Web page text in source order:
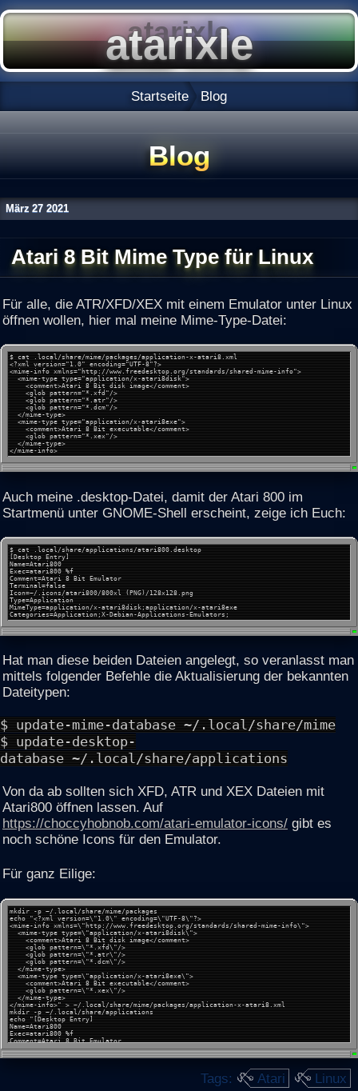
Startseite Blog
Blog
März 27 2021
Atari 8 Bit Mime Type für Linux
Für alle, die ATR/XFD/XEX mit einem Emulator unter Linux
öffnen wollen, hier mal meine Mime-Type-Datei:
$ cat .local/share/mime/packages/application-x-atari8.xml
<?xml version="1.0" encoding="UTF-8"?>
<mime-info xmlns="http://www.freedesktop.org/standards/shared-mime-info">
<mime-type type="application/x-atari8disk">
<comment>Atari 8 Bit disk image</comment>
<glob pattern="*.xfd"/>
<glob pattern="*.atr"/>
<glob pattern="*.dcm"/>
</mime-type>
<mime-type type="application/x-atari8exe">
<comment>Atari 8 Bit executable</comment>
<glob pattern="*.xex"/>
</mime-type>
</mime-info>
Auch meine .desktop-Datei, damit der Atari 800 im
Startmenü unter GNOME-Shell erscheint, zeige ich Euch:
$ cat .local/share/applications/atari800.desktop
[Desktop Entry]
Name=Atari800
Exec=atari800 %f
Comment=Atari 8 Bit Emulator
Terminal=false
Icon=~/.icons/atari800/800xl (PNG)/128x128.png
Type=Application
MimeType=application/x-atari8disk;application/x-atari8exe
Categories=Application;X-Debian-Applications-Emulators;
Hat man diese beiden Dateien angelegt, so veranlasst man
mittels folgender Befehle die Aktualisierung der bekannten
Dateitypen:
$ update-mime-database ~/.local/share/mime
$ update-desktop-
database ~/.local/share/applications
Von da ab sollten sich XFD, ATR und XEX Dateien mit
Atari800 öffnen lassen. Auf
https://choccyhobnob.com/atari-emulator-icons/ gibt es
noch schöne Icons für den Emulator.
Für ganz Eilige:
mkdir -p ~/.local/share/mime/packages
echo "<?xml version=\"1.0\" encoding=\"UTF-8\"?>
<mime-info xmlns=\"http://www.freedesktop.org/standards/shared-mime-info\">
<mime-type type=\"application/x-atari8disk\">
<comment>Atari 8 Bit disk image</comment>
<glob pattern=\"*.xfd\"/>
<glob pattern=\"*.atr\"/>
<glob pattern=\"*.dcm\"/>
</mime-type>
<mime-type type=\"application/x-atari8exe\">
<comment>Atari 8 Bit executable</comment>
<glob pattern=\"*.xex\"/>
</mime-type>
</mime-info>" > ~/.local/share/mime/packages/application-x-atari8.xml
mkdir -p ~/.local/share/applications
echo "[Desktop Entry]
Name=Atari800
Exec=atari800 %f
Comment=Atari 8 Bit Emulator
Terminal=false
Icon=~/.icons/atari800/800xl (PNG)/128x128.png
Emulators;" > ~/.local/share/applications/atari800.desktop
Tags: Atari Linux